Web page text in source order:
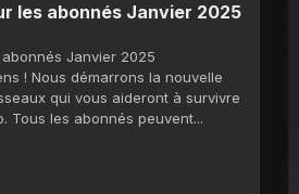
les abonnés Janvier 2025
Janvier 2025
! Nous démarrons la nouvelle
qui vous aideront à survivre
Tous les abonnés peuvent...